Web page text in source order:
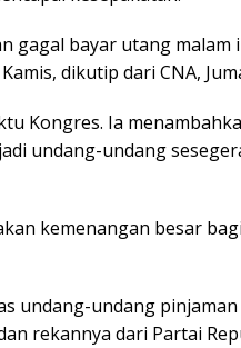
gagal bayar utang malam
dikutip dari CNA,
Kongres. Ia
undang-undang
kemenangan besar
undang-undang
rekannya dari Partai